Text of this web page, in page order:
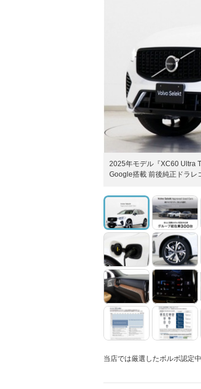
2025年モデル『XC60 Ultra
Google搭載 前後純正ドラレ
当店では厳選したボルボ認定